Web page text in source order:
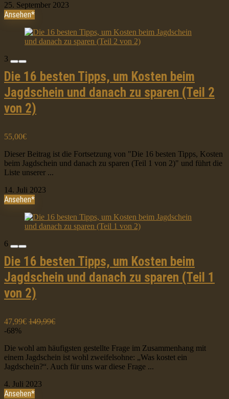
25. September 2023
Ansehen*
3
Die 16 besten Tipps, um Kosten beim
Jagdschein und danach zu sparen (Teil 2
von 2)
55,00€
Dieser Beitrag ist die Fortsetzung von "Die 16 besten Tipps, Kosten
beim Jagdschein und danach zu sparen (Teil 1 von 2)" und führt die
Liste unserer ...
14. Juli 2023
Ansehen*
6
Die 16 besten Tipps, um Kosten beim
Jagdschein und danach zu sparen (Teil 1
von 2)
47,99€ 149,99€
-68%
Die wohl am häufigsten gestellte Frage im Zusammenhang mit
einem Jagdschein ist wohl zweifelsohne: „Was kostet ein
Jagdschein?“. Auch für uns war diese Frage ...
4. Juli 2023
Ansehen*